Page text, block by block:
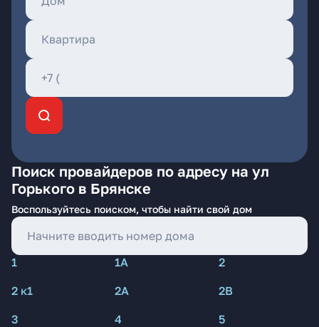
Поиск провайдеров по адресу на ул
Горького в Брянске
Воспользуйтесь поиском, чтобы найти свой дом
1 1А
2
2 к1
2А
2В
3
4
5